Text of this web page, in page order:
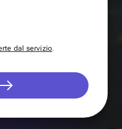
dal servizio.